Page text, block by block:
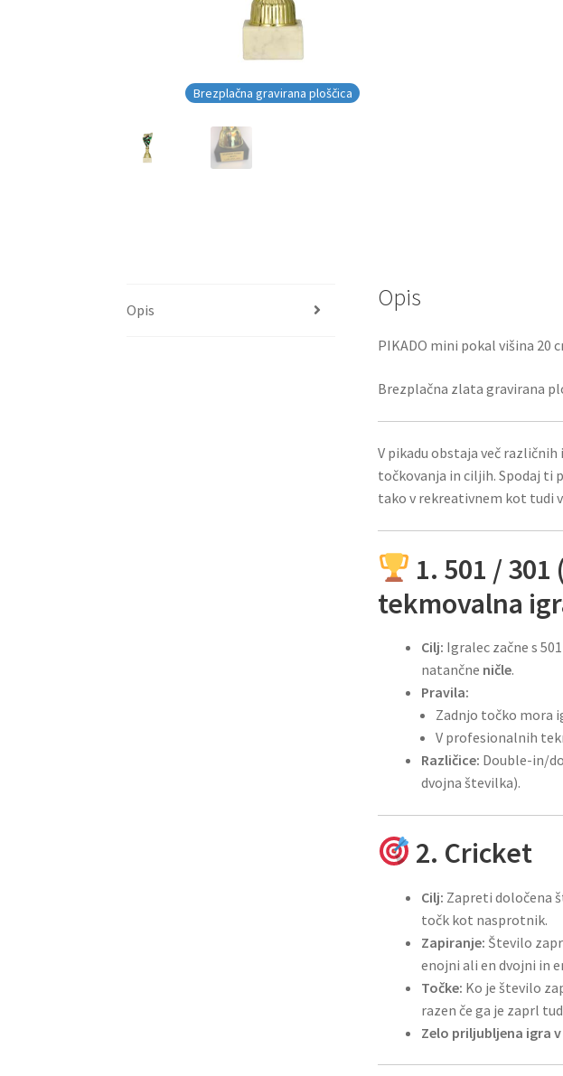
Brezplačna gravirana ploščica
Opis Opis
PIKADO mini pokal višina 20
Brezplačna zlata gravirana
V pikadu obstaja več
točkovanja in ciljih. Spodaj ti
tako v rekreativnem kot tudi
1. 501 /
tekmovalna
Cilj: Igralec začne s
natančne ničle.
Pravila:
Zadnjo točko mora
V profesionalnih
Različice: Double-in/
dvojna številka).
2. Cricket
Cilj: Zapreti določena
točk kot nasprotnik.
Zapiranje: Število
enojni ali en dvojni in
Točke: Ko je število
razen če ga je zaprl
Zelo priljubljena igra